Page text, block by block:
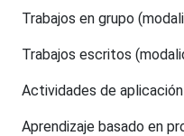
Trabajos en grupo
Trabajos escritos
Actividades de
Aprendizaje basado en